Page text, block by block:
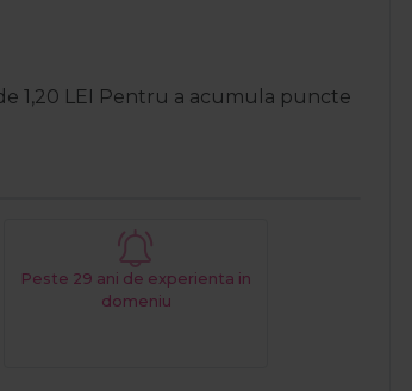
1,20 LEI
Pentru a acumula puncte
Peste 29 ani de experienta in
domeniu